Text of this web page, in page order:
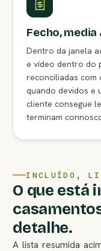
Fecho,
Dentro da janela
e vídeo dentro do
reconciliadas
quando devidos e
cliente consegue
terminam
INCLUÍDO,
O que está
detalhe.
A lista resumida